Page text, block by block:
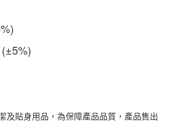
及貼身用品，為保障產品品質，產品售出